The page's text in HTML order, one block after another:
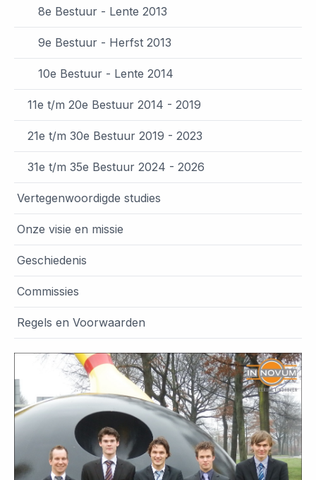
8e Bestuur - Lente 2013
9e Bestuur - Herfst 2013
10e Bestuur - Lente 2014
11e t/m 20e Bestuur 2014 - 2019
21e t/m 30e Bestuur 2019 - 2023
31e t/m 35e Bestuur 2024 - 2026
Vertegenwoordigde studies
Onze visie en missie
Geschiedenis
Commissies
Regels en Voorwaarden